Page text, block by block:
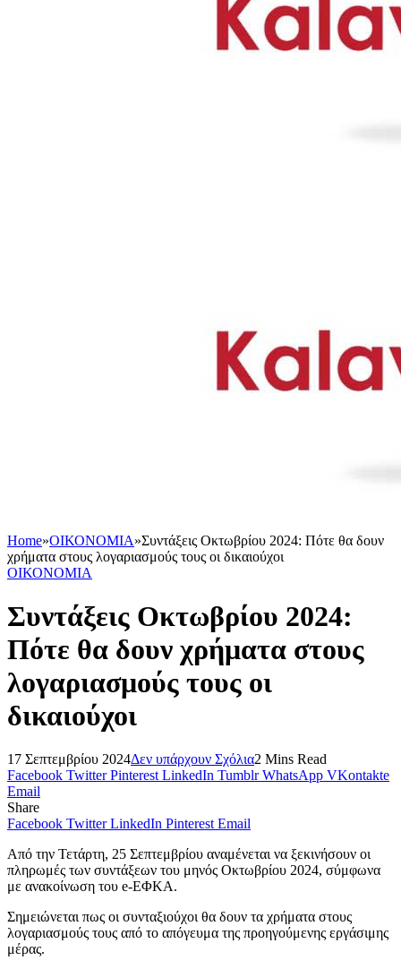
Home»ΟΙΚΟΝΟΜΙΑ»Συντάξεις Οκτωβρίου 2024: Πότε θα δουν
χρήματα στους λογαριασμούς τους οι δικαιούχοι
ΟΙΚΟΝΟΜΙΑ
Συντάξεις Οκτωβρίου 2024:
Πότε θα δουν χρήματα στους
λογαριασμούς τους οι
δικαιούχοι
17 Σεπτεμβρίου 2024Δεν υπάρχουν Σχόλια2 Mins Read
Facebook Twitter Pinterest LinkedIn Tumblr WhatsApp VKontakte
Email
Share
Facebook Twitter LinkedIn Pinterest Email
Από την Τετάρτη, 25 Σεπτεμβρίου αναμένεται να ξεκινήσουν οι
πληρωμές των συντάξεων του μηνός Οκτωβρίου 2024, σύμφωνα
με ανακοίνωση του e-ΕΦΚΑ.
Σημειώνεται πως οι συνταξιούχοι θα δουν τα χρήματα στους
λογαριασμούς τους από το απόγευμα της προηγούμενης εργάσιμης
μέρας.